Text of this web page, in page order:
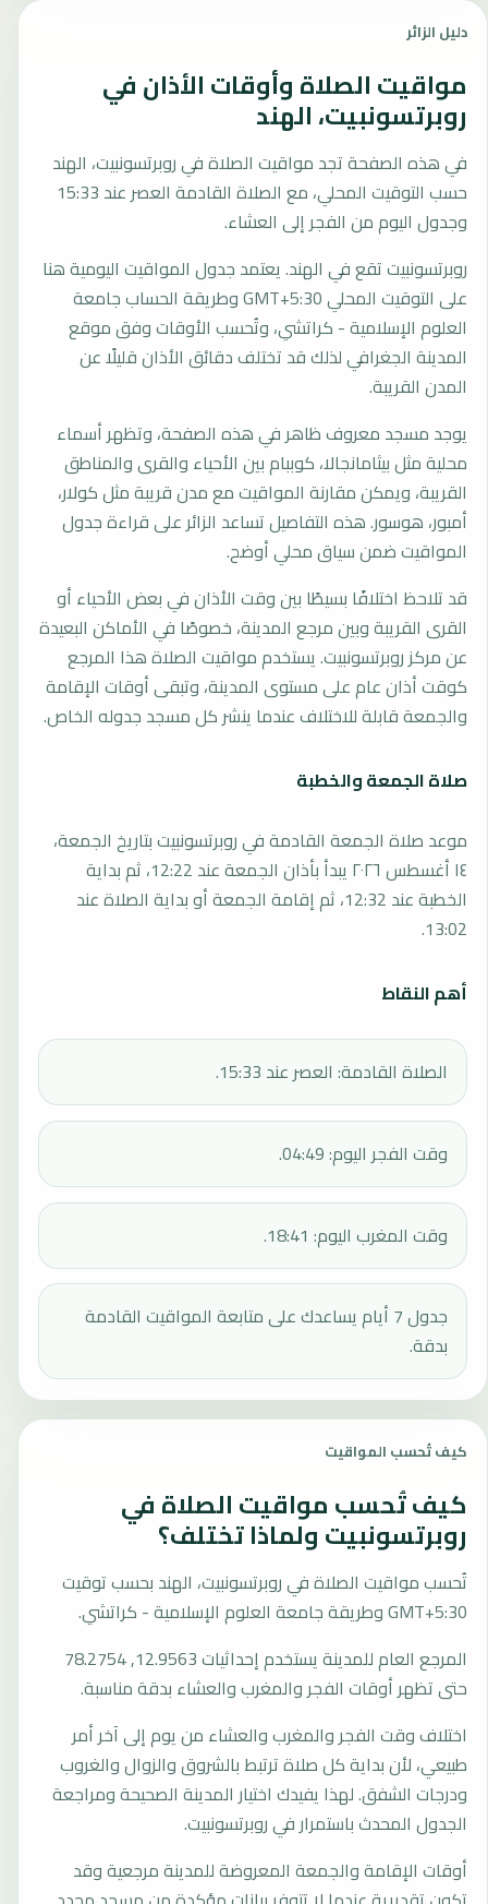
دليل الزائر
مواقيت الصلاة وأوقات الأذان في
روبرتسونبيت، الهند
في هذه الصفحة تجد مواقيت الصلاة في روبرتسونبيت، الهند
حسب التوقيت المحلي، مع الصلاة القادمة العصر عند 15:33
وجدول اليوم من الفجر إلى العشاء.
روبرتسونبيت تقع في الهند. يعتمد جدول المواقيت اليومية هنا
على التوقيت المحلي GMT+5:30 وطريقة الحساب جامعة
العلوم الإسلامية - كراتشي، وتُحسب الأوقات وفق موقع
المدينة الجغرافي لذلك قد تختلف دقائق الأذان قليلًا عن
المدن القريبة.
يوجد مسجد معروف ظاهر في هذه الصفحة، وتظهر أسماء
محلية مثل بيثامانجالا، كوببام بين الأحياء والقرى والمناطق
القريبة، ويمكن مقارنة المواقيت مع مدن قريبة مثل كولار،
أمبور، هوسور. هذه التفاصيل تساعد الزائر على قراءة جدول
المواقيت ضمن سياق محلي أوضح.
قد تلاحظ اختلافًا بسيطًا بين وقت الأذان في بعض الأحياء أو
القرى القريبة وبين مرجع المدينة، خصوصًا في الأماكن البعيدة
عن مركز روبرتسونبيت. يستخدم مواقيت الصلاة هذا المرجع
كوقت أذان عام على مستوى المدينة، وتبقى أوقات الإقامة
والجمعة قابلة للاختلاف عندما ينشر كل مسجد جدوله الخاص.
صلاة الجمعة والخطبة
موعد صلاة الجمعة القادمة في روبرتسونبيت بتاريخ الجمعة،
١٤ أغسطس ٢٠٢٦ يبدأ بأذان الجمعة عند 12:22، ثم بداية
الخطبة عند 12:32، ثم إقامة الجمعة أو بداية الصلاة عند
13:02.
أهم النقاط
الصلاة القادمة: العصر عند 15:33.
وقت الفجر اليوم: 04:49.
وقت المغرب اليوم: 18:41.
جدول 7 أيام يساعدك على متابعة المواقيت القادمة
بدقة.
كيف تُحسب المواقيت
كيف تُحسب مواقيت الصلاة في
روبرتسونبيت ولماذا تختلف؟
تُحسب مواقيت الصلاة في روبرتسونبيت، الهند بحسب توقيت
GMT+5:30 وطريقة جامعة العلوم الإسلامية - كراتشي.
المرجع العام للمدينة يستخدم إحداثيات 12.9563, 78.2754
حتى تظهر أوقات الفجر والمغرب والعشاء بدقة مناسبة.
اختلاف وقت الفجر والمغرب والعشاء من يوم إلى آخر أمر
طبيعي، لأن بداية كل صلاة ترتبط بالشروق والزوال والغروب
ودرجات الشفق. لهذا يفيدك اختيار المدينة الصحيحة ومراجعة
الجدول المحدث باستمرار في روبرتسونبيت.
أوقات الإقامة والجمعة المعروضة للمدينة مرجعية وقد